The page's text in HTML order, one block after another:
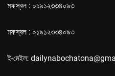
মফস্বল : ০১৯১২৩৩৪০৯৩
মফস্বল : ০১৯১২৩৩৪০৯৩
ই-মেইল: